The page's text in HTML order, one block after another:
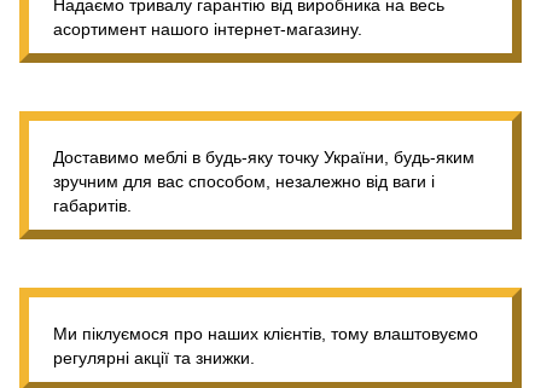
Надаємо тривалу гарантію від виробника на весь
асортимент нашого інтернет-магазину.
Доставимо меблі в будь-яку точку України, будь-яким
зручним для вас способом, незалежно від ваги і
габаритів.
Ми піклуємося про наших клієнтів, тому влаштовуємо
регулярні акції та знижки.